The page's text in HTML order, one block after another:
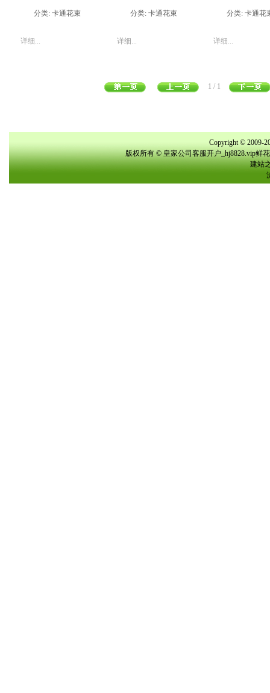
分类: 卡通花束
详细...
分类: 卡通花束
详细...
分类: 卡通花
详细...
1 / 1
Copyright © 2009-
版权所有 © 皇家公司客服开户_hj8828.vip鲜
建站